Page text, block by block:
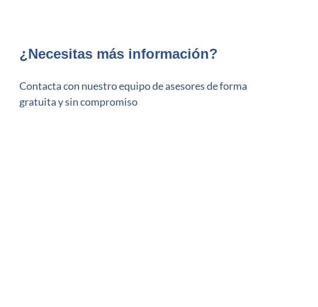
¿Necesitas más información?
Contacta con nuestro equipo de asesores de forma
gratuita y sin compromiso